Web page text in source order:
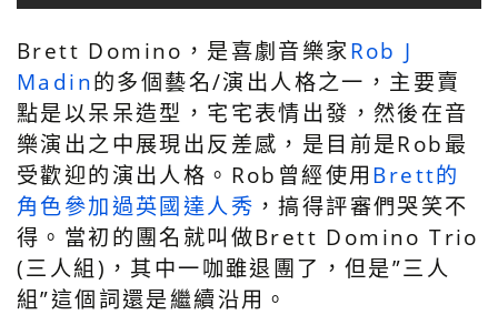
Brett Domino，是喜劇音樂家Rob J
Madin的多個藝名/演出人格之一，主要賣
點是以呆呆造型，宅宅表情出發，然後在音
樂演出之中展現出反差感，是目前是Rob最
受歡迎的演出人格。Rob曾經使用Brett的
角色參加過英國達人秀 ，搞得評審們哭笑不
得。當初的團名就叫做Brett Domino Trio
(三人組)，其中一咖雖退團了，但是”三人
組”這個詞還是繼續沿用。